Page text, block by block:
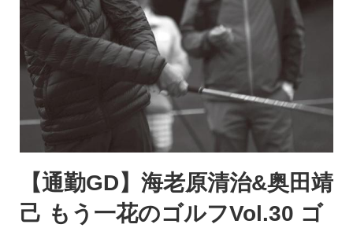
【通勤GD】海老原清治&奥田靖
己 もう一花のゴルフVol.30 ゴ